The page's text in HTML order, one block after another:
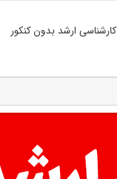
کارشناسی ارشد بدون کنکور